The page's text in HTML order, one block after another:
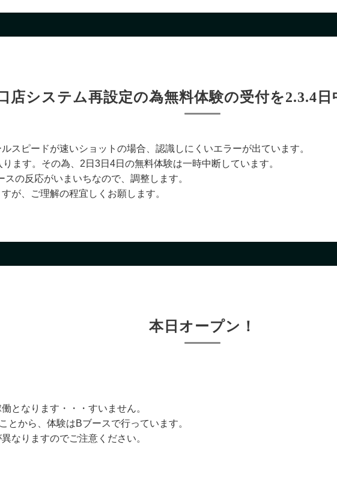
店システム再設定の為無料体験の受付を2.3.4
スピードが速いショットの場合、認識しにくいエラーが出ています。
ます。その為、2日3日4日の無料体験は一時中断しています。
の反応がいまいちなので、調整します。
が、ご理解の程宜しくお願します。
本日オープン！
となります・・・すいません。
から、体験はBブースで行っています。
なりますのでご注意ください。